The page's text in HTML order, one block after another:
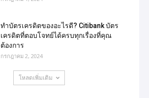
ทำบัตรเครดิตของอะไรดี? Citibank บัตร
เครดิตที่ตอบโจทย์ได้ครบทุกเรื่องที่คุณ
ต้องการ
กรกฎาคม 2, 2024
โหลดเพิ่มเติม